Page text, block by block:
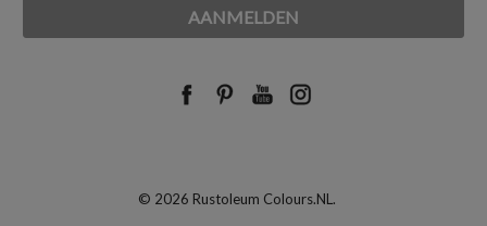
© 2026 Rustoleum Colours.NL.